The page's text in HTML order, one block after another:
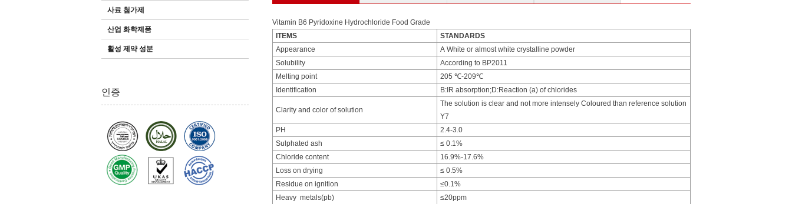
사료 첨가제
산업 화학제품
활성 제약 성분
인증
Vitamin B6 Pyridoxine Hydrochloride Food Grade
ITEMS
STANDARDS
Appearance
A White or almost white crystalline powder
Solubility
According to BP2011
Melting point
205 ℃-209℃
Identification
B:IR absorption;D:Reaction (a) of chlorides
Clarity and color of solution
The solution is clear and not more intensely Coloured than reference solution
Y7
PH
2.4-3.0
Sulphated ash
≤ 0.1%
Chloride content
16.9%-17.6%
Loss on drying
≤ 0.5%
Residue on ignition
≤0.1%
Heavy metals(pb)
≤20ppm